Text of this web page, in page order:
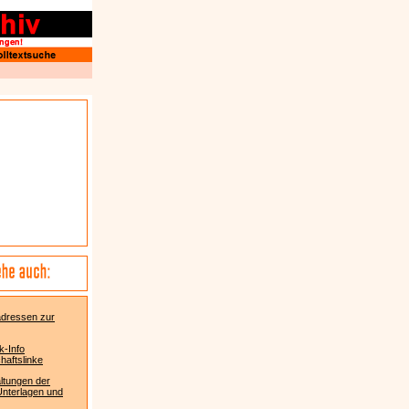
zur
Info
der
und